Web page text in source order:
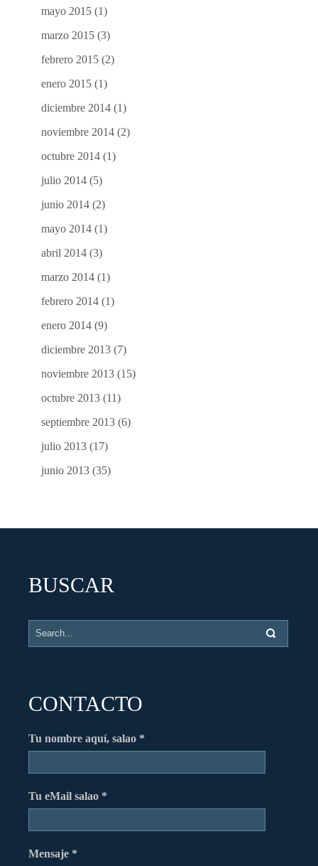
mayo 2015 (1)
marzo 2015 (3)
febrero 2015 (2)
enero 2015 (1)
diciembre 2014 (1)
noviembre 2014 (2)
octubre 2014 (1)
julio 2014 (5)
junio 2014 (2)
mayo 2014 (1)
abril 2014 (3)
marzo 2014 (1)
febrero 2014 (1)
enero 2014 (9)
diciembre 2013 (7)
noviembre 2013 (15)
octubre 2013 (11)
septiembre 2013 (6)
julio 2013 (17)
junio 2013 (35)
BUSCAR
CONTACTO
Tu nombre aquí, salao *
Tu eMail salao *
Mensaje *